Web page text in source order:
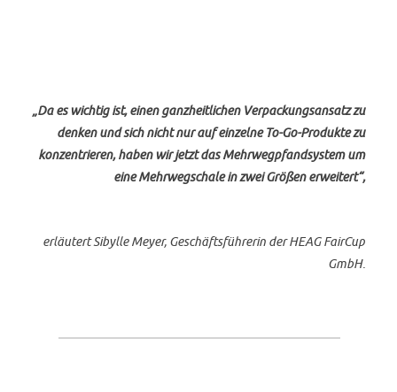
„Da es wichtig ist, einen ganzheitlichen Verpackungsansatz zu
denken und sich nicht nur auf einzelne To-Go-Produkte zu
konzentrieren, haben wir jetzt das Mehrwegpfandsystem um
eine Mehrwegschale in zwei Größen erweitert“,
erläutert Sibylle Meyer, Geschäftsführerin der HEAG FairCup
GmbH.